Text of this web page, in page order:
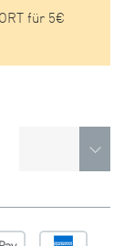
für 5€